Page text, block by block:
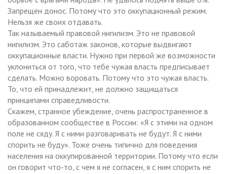
Запрещен донос. Потому что это оккупационный режим.
Нельзя же своих отдавать.
Так называемый правовой нигилизм. Это не правовой
нигилизм. Это саботаж законов, которые выдвигают
оккупационные власти. Нужно при первой же возможности
уклониться от того, что тебе чужая власть предписывает
сделать. Можно воровать. Потому что это чужая власть.
То, что ей принадлежит, не должно защищаться
принципами справедливости.
Скажем, странное убеждение, очень распространенное в
образованном сообществе в России: «Я с этими на одном
поле не сяду. Я с ними разговаривать не будут. Я с ними
спорить не буду». Тоже очень типично для поведения
населения на оккупированной территории. Потому что если
он говорит что-то, с чем я не согласен, я с ним спорить не